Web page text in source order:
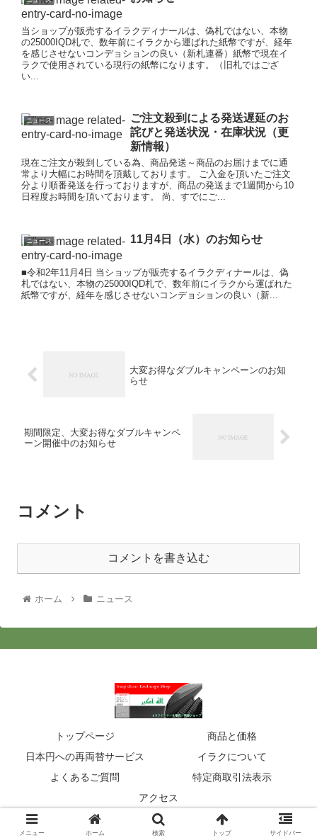
当ショップが販売するイラクディナールは、偽札ではない、本物
の25000IQD札で、数年前にイラクから運ばれた紙幣ですが、経年
を感じさせないコンデョションの良い（新札連番）紙幣で現在イ
ラクで使用されている現行の紙幣になります。（旧札ではござ
い...
ニュース
ご注文殺到による発送遅延のお
詫びと発送状況・在庫状況（更
新情報）
現在ご注文が殺到している為、商品発送～商品のお届けまでに通
常より大幅にお時間を頂戴しております。 ご入金を頂いたご注文
分より順番発送を行っておりますが、商品の発送まで1週間から10
日程度お時間を頂いております。 尚、すでにご...
ニュース 11月4日（水）のお知らせ
■令和2年11月4日 当ショップが販売するイラクディナールは、偽
札ではない、本物の25000IQD札で、数年前にイラクから運ばれた
紙幣ですが、経年を感じさせないコンデョションの良い（新...
大変お得なダブルキャンペーンのお知
らせ
期間限定、大変お得なダブルキャンペ
ーン開催中のお知らせ
コメント
コメントを書き込む
ホーム ニュース
トップページ
商品と価格
日本円への再両替サービス
イラクについて
よくあるご質問
特定商取引法表示
アクセス
© 2020 イラクディナール販売・両替ショップ.
メニュー ホーム 検索 トップ サイドバー